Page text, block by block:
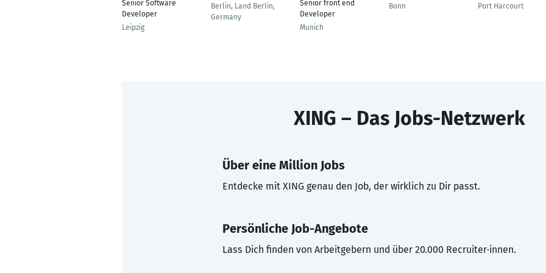
Senior Software
Developer
Leipzig
Berlin, Land Berlin,
Germany
Senior front end
Developer
Munich
Bonn
Port Harcourt
XING – Das Jobs-Netzwerk
Über eine Million Jobs
Entdecke mit XING genau den Job, der wirklich zu Dir passt.
Persönliche Job-Angebote
Lass Dich finden von Arbeitgebern und über 20.000 Recruiter·innen.